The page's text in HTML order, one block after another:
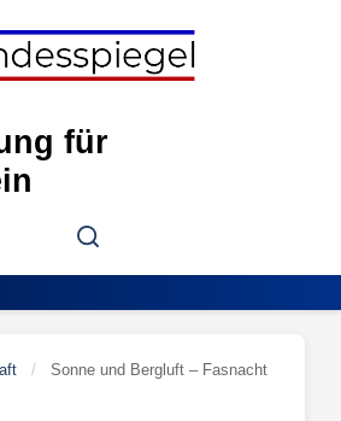
für
Search
/
Sonne und Bergluft – Fasnacht